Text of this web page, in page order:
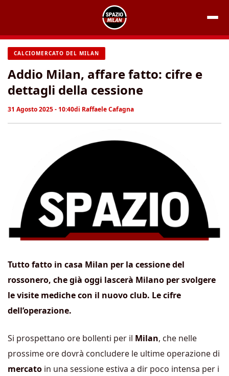
contenuto
CALCIOMERCATO DEL MILAN
Addio Milan, affare fatto: cifre e
dettagli della cessione
31 Agosto 2025 - 10:40di Raffaele Cafagna
Tutto fatto in casa Milan per la cessione del
rossonero, che già oggi lascerà Milano per svolgere
le visite mediche con il nuovo club. Le cifre
dell’operazione.
Si prospettano ore bollenti per il Milan, che nelle
prossime ore dovrà concludere le ultime operazione di
mercato in una sessione estiva a dir poco intensa per i